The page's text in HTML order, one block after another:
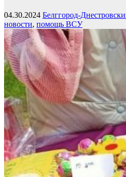
04.30.2024 Белггород-
новости, помощь ВСУ